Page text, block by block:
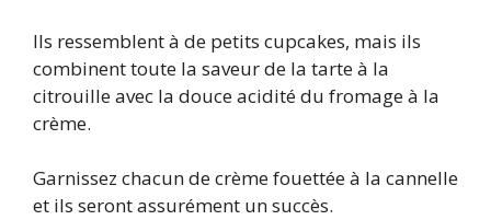
Ils ressemblent à de petits cupcakes, mais ils
combinent toute la saveur de la tarte à la
citrouille avec la douce acidité du fromage à la
crème.
Garnissez chacun de crème fouettée à la cannelle
et ils seront assurément un succès.